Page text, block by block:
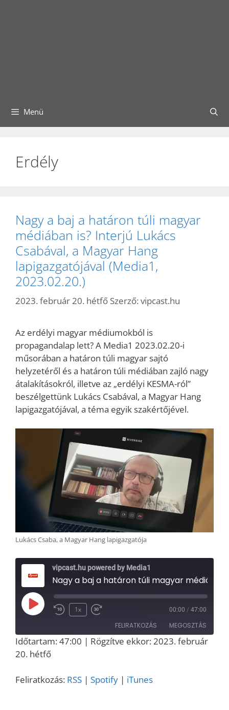
Menü
Erdély
Nagy a baj a határon túli magyar
médiában is? Interjú Lukács
Csabával, a Magyar Hang
lapigazgatójával (Media1,
2023.02.20.)
2023. február 20. hétfő Szerző: vipcast.hu
Az erdélyi magyar médiumokból is
propagandalap lett? A Media1 2023.02.20-i
műsorában a határon túli magyar sajtó
helyzetéről és a határon túli médiában zajló nagy
átalakításokról, illetve az „erdélyi KESMA-ról”
beszélgettünk Lukács Csabával, a Magyar Hang
lapigazgatójával, a téma egyik szakértőjével.
Lukács Csaba, a Magyar Hang lapigazgatója
vipcast.hu powered by Media1
Play
1x 00:00 / 47:00
FELIRATKOZÁS MEGOSZTÁS
RSS
MEGOSZT
ÁS
LINK
Időtartam: 47:00 | Rögzítve ekkor: 2023. február
20. hétfő
Feliratkozás: RSS | Spotify | iTunes